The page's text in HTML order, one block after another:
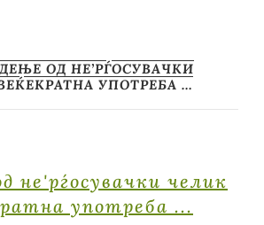
ОД НЕ’РЃОСУВАЧКИ
УПОТРЕБА …